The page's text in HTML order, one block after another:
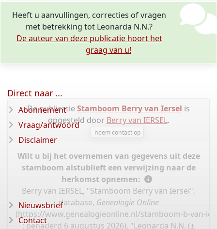
Heeft u aanvullingen, correcties of vragen
met betrekking tot Leonarda N.N.?
De auteur van deze publicatie hoort het
graag van u!
De publicatie Stamboom Berry van Iersel is
opgesteld door Berry van IERSEL.
neem contact op
Wilt u bij het overnemen van gegevens uit deze
stamboom alstublieft een verwijzing naar de
herkomst opnemen:
Berry van IERSEL, "Stamboom Berry van Iersel",
database, Genealogie Online
(https://www.genealogieonline.nl/stamboom-b-van-
: benaderd 6 augustus 2026), "Leonarda N.N. (±
Direct naar ...
Abonnement
Vraag/antwoord
Disclaimer
Nieuwsbrief
Contact